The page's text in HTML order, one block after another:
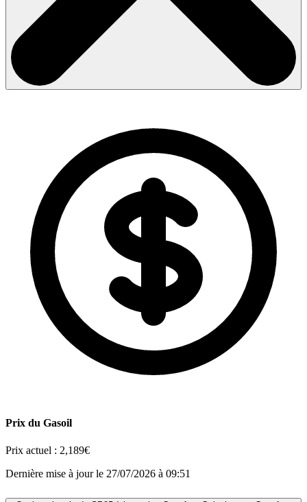
Prix du Gasoil
Prix actuel : 2,189€
Dernière mise à jour le 27/07/2026 à 09:51